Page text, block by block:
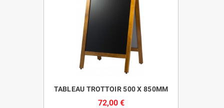
TABLEAU TROTTOIR 500 X 850MM
72,00 €